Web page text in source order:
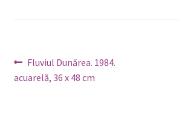
Navigare
în
Articolul
anterior:
Fluviul Dunărea. 1984.
acuarelă, 36 x 48 cm